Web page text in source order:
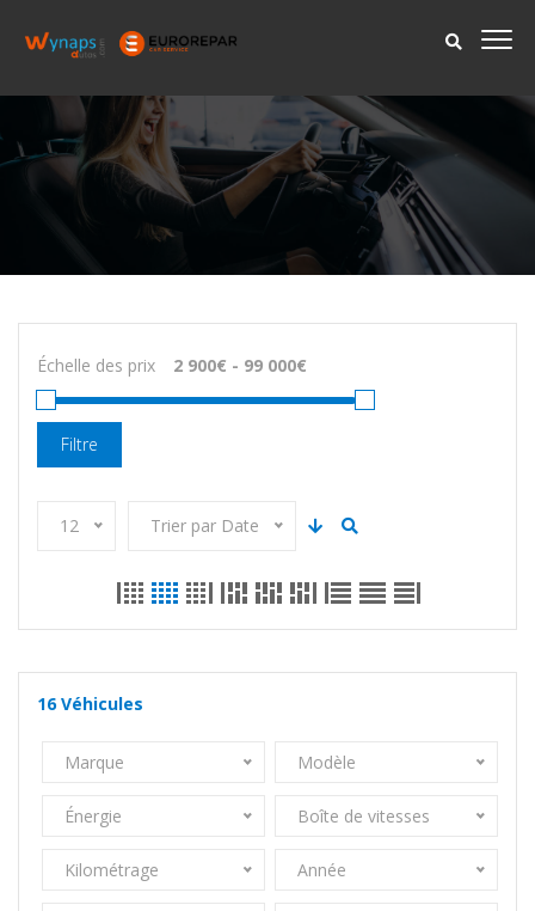
Échelle des prix
Filtre
12 Trier par Date
16 Véhicules
Marque Modèle
Énergie Boîte de vitesses
Kilométrage Année